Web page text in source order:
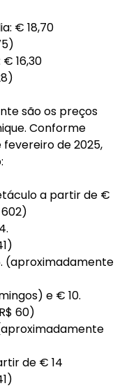
€ 18,70
16,30
são os preços
Conforme
fevereiro de 2025,
a partir de €
(aproximadamente
e € 10.
60)
de € 14